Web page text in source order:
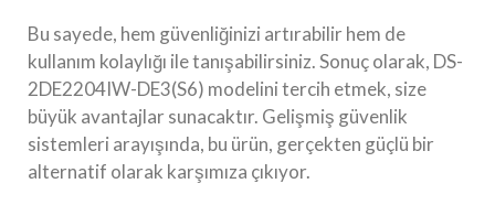
Bu sayede, hem güvenliğinizi artırabilir hem de
kullanım kolaylığı ile tanışabilirsiniz. Sonuç olarak, DS-
2DE2204IW-DE3(S6) modelini tercih etmek, size
büyük avantajlar sunacaktır. Gelişmiş güvenlik
sistemleri arayışında, bu ürün, gerçekten güçlü bir
alternatif olarak karşımıza çıkıyor.